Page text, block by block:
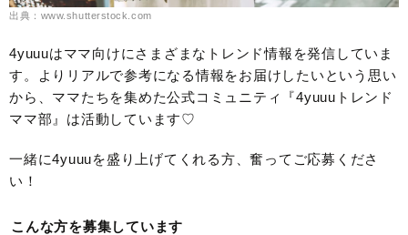
出典：www.shutterstock.com
4yuuuはママ向けにさまざまなトレンド情報を発信していま
す。よりリアルで参考になる情報をお届けしたいという思い
から、ママたちを集めた公式コミュニティ『4yuuuトレンド
ママ部』は活動しています♡
一緒に4yuuuを盛り上げてくれる方、奮ってご応募くださ
い！
こんな方を募集しています